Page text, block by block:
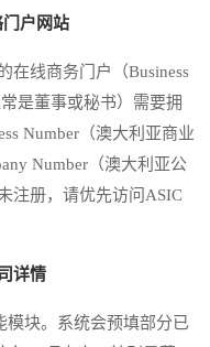
户网站
线商务门户（Business
是董事或秘书）需要拥
Number（澳大利亚商业
Number（澳大利亚公
注册，请优先访问ASIC
详情
块。系统会预填部分已